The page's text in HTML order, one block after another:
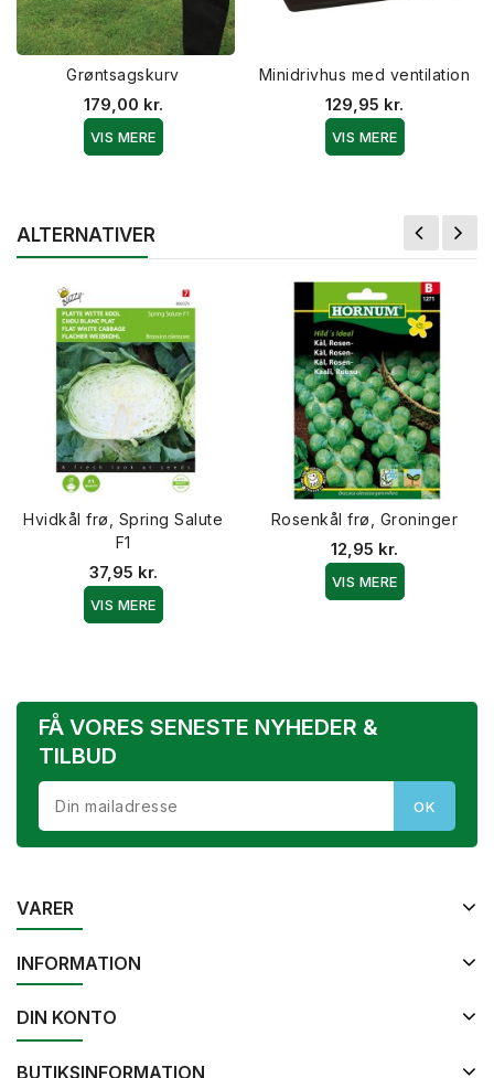
Grøntsagskurv
179,00 kr.
VIS MERE
Minidrivhus med ventilation
129,95 kr.
VIS MERE
ALTERNATIVER
Hvidkål frø, Spring Salute
F1
37,95 kr.
VIS MERE
Rosenkål frø, Groninger
12,95 kr.
VIS MERE
FÅ VORES SENESTE NYHEDER &
TILBUD
VARER
INFORMATION
DIN KONTO
BUTIKSINFORMATION